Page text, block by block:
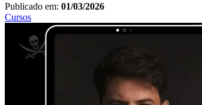
Publicado em: 01/03/2026
Cursos